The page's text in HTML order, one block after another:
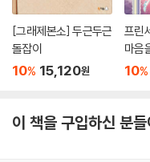
하지만 《노래하는 볼돼지》
이다 보니, 글에도 그림에도
에야 들었다고 합니다. 책을
으로 바꾸고, 그림도 그에 맞
[그래제본소] 두근두근
돌잡이
10% 15,120원
프린
마음
: 다
10%
이 책을 구입하신 분